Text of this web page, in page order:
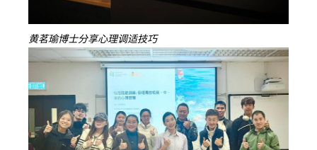
黄茗瑜博士分享心理调适技巧